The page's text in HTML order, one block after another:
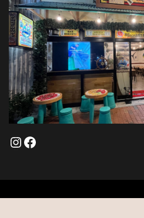
Instagram
Facebook